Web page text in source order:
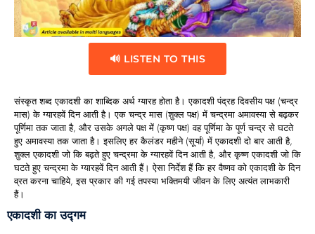
🔊 LISTEN TO THIS
संस्कृत शब्द एकादशी का शाब्दिक अर्थ ग्यारह होता है। एकादशी पंद्रह दिवसीय पक्ष (चन्द्र
मास) के ग्यारहवें दिन आती है। एक चन्द्र मास (शुक्ल पक्ष) में चन्द्रमा अमावस्या से बढ़कर
पूर्णिमा तक जाता है, और उसके अगले पक्ष में (कृष्ण पक्ष) वह पूर्णिमा के पूर्ण चन्द्र से घटते
हुए अमावस्या तक जाता है। इसलिए हर कैलंडर महीने (सूर्या) में एकादशी दो बार आती है,
शुक्ल एकादशी जो कि बढ़ते हुए चन्द्रमा के ग्यारहवें दिन आती है, और कृष्ण एकादशी जो कि
घटते हुए चन्द्रमा के ग्यारहवें दिन आती हैं। ऐसा निर्देश हैं कि हर वैष्णव को एकादशी के दिन
व्रत करना चाहिये, इस प्रकार की गई तपस्या भक्तिमयी जीवन के लिए अत्यंत लाभकारी
हैं।
एकादशी का उद्गम